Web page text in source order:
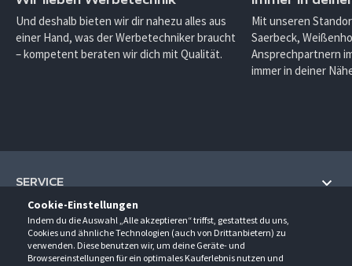
Cookie-Einstellungen
Indem du die Auswahl „Alle akzeptieren“ triffst, gestattest du uns,
Cookies und ähnliche Technologien (auch von Drittanbietern) zu
verwenden. Diese benutzen wir, um deine Geräte- und
Browsereinstellungen für ein optimales Kauferlebnis nutzen und
Und deshalb bieten wir dir nahezu alles aus
einer Hand, was der Werbetechniker braucht
– kompetent beraten wir dich mit Qualität.
Mit unseren
Saerbeck,
Ansprechpartnern
immer in deiner
SERVICE
Hilfe und Information
Fragen und Antworten (FAQ)
Kontakt
UNTERNEHMEN
Über uns
KONTAKT